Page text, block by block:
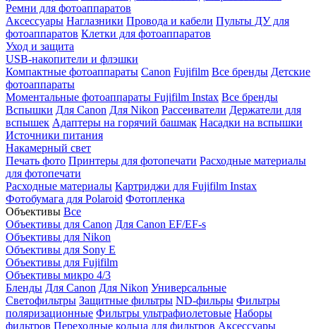
Ремни для фотоаппаратов
Аксессуары Наглазники Провода и кабели Пульты ДУ для
фотоаппаратов Клетки для фотоаппаратов
Уход и защита
USB-накопители и флэшки
Компактные фотоаппараты Canon Fujifilm Все бренды Детские
фотоаппараты
Моментальные фотоаппараты Fujifilm Instax Все бренды
Вспышки Для Canon Для Nikon Рассеиватели Держатели для
вспышек Адаптеры на горячий башмак Насадки на вспышки
Источники питания
Накамерный свет
Печать фото Принтеры для фотопечати Расходные материалы
для фотопечати
Расходные материалы Картриджи для Fujifilm Instax
Фотобумага для Polaroid Фотопленка
Объективы Все
Объективы для Canon Для Canon EF/EF-s
Объективы для Nikon
Объективы для Sony E
Объективы для Fujifilm
Объективы микро 4/3
Бленды Для Canon Для Nikon Универсальные
Светофильтры Защитные фильтры ND-фильры Фильтры
поляризационные Фильтры ультрафиолетовые Наборы
фильтров Переходные кольца для фильтров Аксессуары